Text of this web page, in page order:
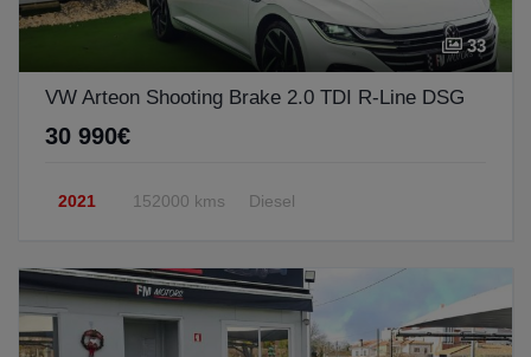
33
VW Arteon Shooting Brake 2.0 TDI R-Line DSG
30 990€
2021 152000 kms Diesel